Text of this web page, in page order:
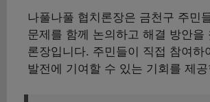
나풀나풀 협치론장은 금천구 주민
문제를 함께 논의하고 해결 방안을
론장입니다. 주민들이 직접 참여하
발전에 기여할 수 있는 기회를 제